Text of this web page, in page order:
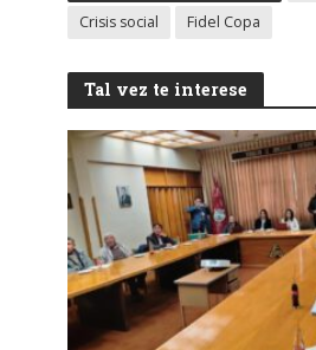
Crisis social
Fidel Copa
Tal vez te interese